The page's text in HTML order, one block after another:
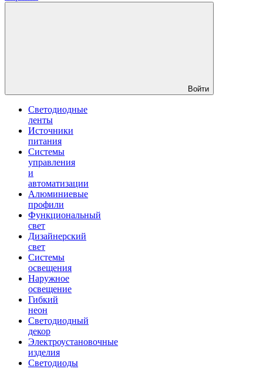
Войти
Светодиодные
ленты
Источники
питания
Системы
управления
и
автоматизации
Алюминиевые
профили
Функциональный
свет
Дизайнерский
свет
Системы
освещения
Наружное
освещение
Гибкий
неон
Светодиодный
декор
Электроустановочные
изделия
Светодиоды